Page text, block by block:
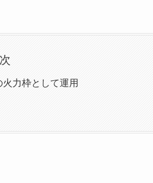
力枠として運用